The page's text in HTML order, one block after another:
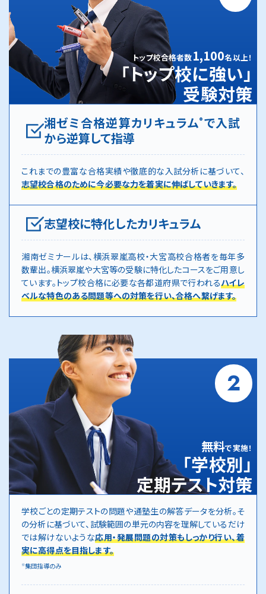
トップ校合格者数1,100名以上！
「トップ校に強い」
受験対策
湘ゼミ合格逆算カリキュラム®で入試
から逆算して指導
これまでの豊富な合格実績や徹底的な入試分析に基づいて、
志望校合格のために今必要な力を着実に伸ばしていきます。
志望校に特化したカリキュラム
湘南ゼミナールは、横浜翠嵐高校・大宮高校合格者を毎年多
数輩出。横浜翠嵐や大宮等の受験に特化したコースをご用意し
ています。トップ校合格に必要な各都道府県で行われるハイレ
ベルな特色のある問題等への対策を行い、合格へ繋げます。
2
無料で実施！
「学校別」
定期テスト対策
学校ごとの定期テストの問題や通塾生の解答データを分析。そ
の分析に基づいて、試験範囲の単元の内容を理解しているだけ
では解けないような応用・発展問題の対策もしっかり行い、着
実に高得点を目指します。
※集団指導のみ